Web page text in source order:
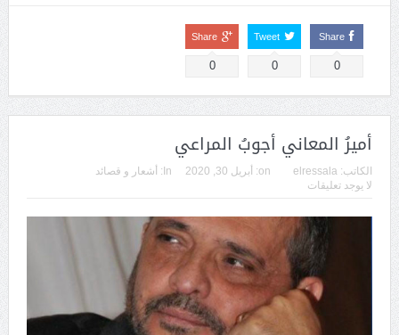
Share
0
Tweet
0
Share
0
أميرُ المعاني أجوبُ المراعي
الكاتب: elressala
on: أبريل 30, 2020 In:
أشعار و قصائد
لا يوجد تعليقات